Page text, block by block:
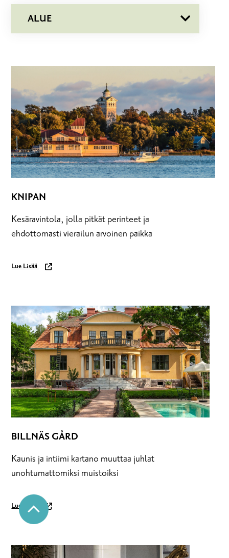
ALUE
KARJAA
MUSTIO
POHJA
SNAPPERTUNA
TAMMISAARI
TENHOLA
KNIPAN
Kesäravintola, jolla pitkät perinteet ja
ehdottomasti vierailun arvoinen paikka
Lue Lisää
BILLNÄS GÅRD
Kaunis ja intiimi kartano muuttaa juhlat
unohtumattomiksi muistoiksi
Lue Lisää